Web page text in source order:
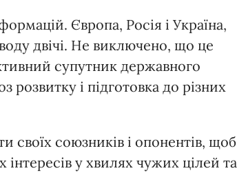
Європа, Росія і Україна,
двічі. Не виключено, що це
супутник державного
розвитку і підготовка до різних
своїх союзників і опонентів, щоб
у хвилях чужих цілей та